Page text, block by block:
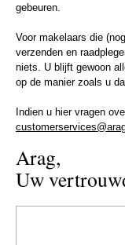
gebeuren.
Voor makelaars die
verzenden en
niets. U blijft gewoon
op de manier zoals u
Indien u hier vragen
Arag,
Uw